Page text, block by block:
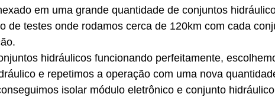
em uma grande quantidade de conjuntos
de testes onde rodamos cerca de 120km com cada
hidráulicos funcionando perfeitamente,
e repetimos a operação com uma nova
isolar módulo eletrônico e conjunto